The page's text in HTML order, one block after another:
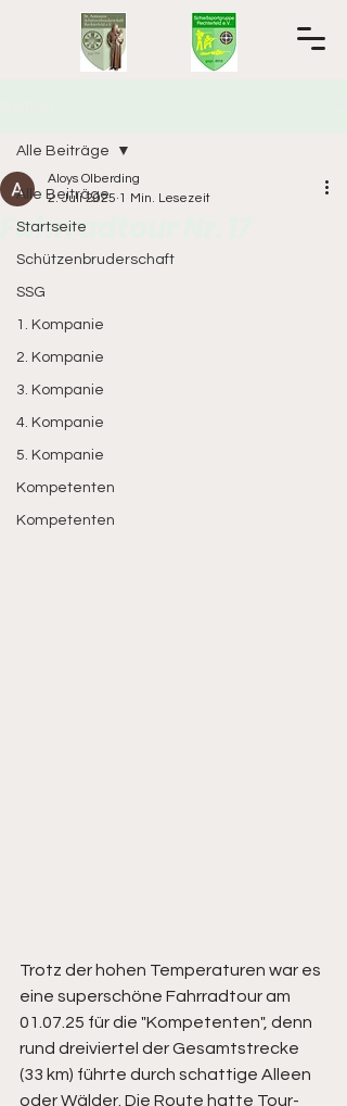
Alle Beiträge
Startseite
Schützenbruderschaft
SSG
1. Kompanie
2. Kompanie
3. Kompanie
4. Kompanie
5. Kompanie
Kompetenten
Kompetenten
Alle Beiträge
Fahrradtour Nr. 17
Aloys Olberding
2. Juli 2025 1 Min. Lesezeit
Trotz der hohen Temperaturen war es
eine superschöne Fahrradtour am
01.07.25 für die "Kompetenten", denn
rund dreiviertel der Gesamtstrecke
(33 km) führte durch schattige Alleen
oder Wälder. Die Route hatte Tour-